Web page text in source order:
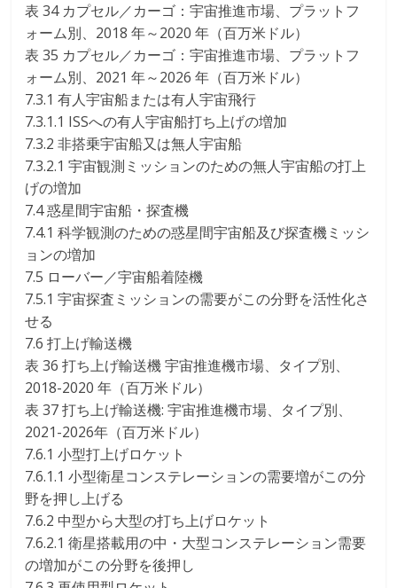
表 34 カプセル／カーゴ：宇宙推進市場、プラットフ
ォーム別、2018 年～2020 年（百万米ドル）
表 35 カプセル／カーゴ：宇宙推進市場、プラットフ
ォーム別、2021 年～2026 年（百万米ドル）
7.3.1 有人宇宙船または有人宇宙飛行
7.3.1.1 ISSへの有人宇宙船打ち上げの増加
7.3.2 非搭乗宇宙船又は無人宇宙船
7.3.2.1 宇宙観測ミッションのための無人宇宙船の打上
げの増加
7.4 惑星間宇宙船・探査機
7.4.1 科学観測のための惑星間宇宙船及び探査機ミッシ
ョンの増加
7.5 ローバー／宇宙船着陸機
7.5.1 宇宙探査ミッションの需要がこの分野を活性化さ
せる
7.6 打上げ輸送機
表 36 打ち上げ輸送機 宇宙推進機市場、タイプ別、
2018-2020 年（百万米ドル）
表 37 打ち上げ輸送機: 宇宙推進機市場、タイプ別、
2021-2026年（百万米ドル）
7.6.1 小型打上げロケット
7.6.1.1 小型衛星コンステレーションの需要増がこの分
野を押し上げる
7.6.2 中型から大型の打ち上げロケット
7.6.2.1 衛星搭載用の中・大型コンステレーション需要
の増加がこの分野を後押し